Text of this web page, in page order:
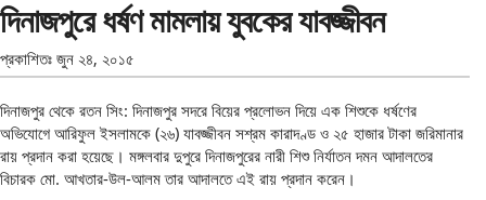
দিনাজপুরে ধর্ষণ মামলায় যুবকের যাবজ্জীবন
প্রকাশিতঃ জুন ২৪, ২০১৫
দিনাজপুর থেকে রতন সিং: দিনাজপুর সদরে বিয়ের প্রলোভন দিয়ে এক শিশুকে ধর্ষণের
অভিযোগে আরিফুল ইসলামকে (২৬) যাবজ্জীবন সশ্রম কারাদণ্ড ও ২৫ হাজার টাকা জরিমানার
রায় প্রদান করা হয়েছে। মঙ্গলবার দুপুরে দিনাজপুরের নারী শিশু নির্যাতন দমন আদালতের
বিচারক মো. আখতার-উল-আলম তার আদালতে এই রায় প্রদান করেন।